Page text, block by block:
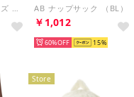
リュック 通学 キッズ おしゃれ 男の子 女の子 リュックサック 子供 デイパック 軽量 軽い 通園 小学生 B5 13L PHASE CB スモール バックパック 091439 （クールブルー） AB ナップサック （BL）
￥1,012
60% 15
Store